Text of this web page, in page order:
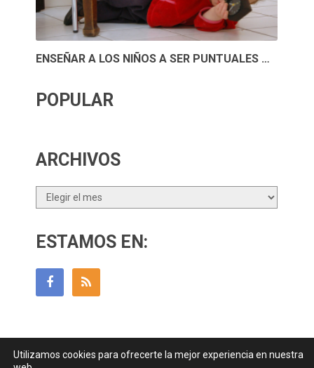
ENSEÑAR A LOS NIÑOS A SER PUNTUALES …
POPULAR
ARCHIVOS
Archivos
ESTAMOS EN:
Utilizamos cookies para ofrecerte la mejor experiencia en nuestra